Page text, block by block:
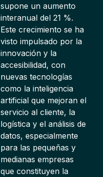
supone un aumento
interanual del 21 %.
Este crecimiento se ha
visto impulsado por la
innovación y la
accesibilidad, con
nuevas tecnologías
como la inteligencia
artificial que mejoran el
servicio al cliente, la
logística y el análisis de
datos, especialmente
para las pequeñas y
medianas empresas
que constituyen la